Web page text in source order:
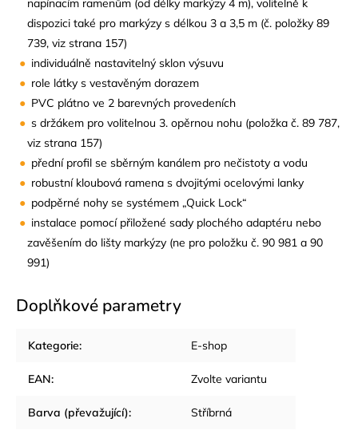
dispozici také pro markýzy s délkou 3 a 3,5 m (č. položky 89
739, viz strana 157)
individuálně nastavitelný sklon výsuvu
role látky s vestavěným dorazem
PVC plátno ve 2 barevných provedeních
s držákem pro volitelnou 3. opěrnou nohu (položka č. 89 787,
viz strana 157)
přední profil se sběrným kanálem pro nečistoty a vodu
robustní kloubová ramena s dvojitými ocelovými lanky
podpěrné nohy se systémem „Quick Lock“
instalace pomocí přiložené sady plochého adaptéru nebo
zavěšením do lišty markýzy (ne pro položku č. 90 981 a 90
991)
Doplňkové parametry
Kategorie: E-shop
EAN: Zvolte variantu
Barva (převažující): Stříbrná